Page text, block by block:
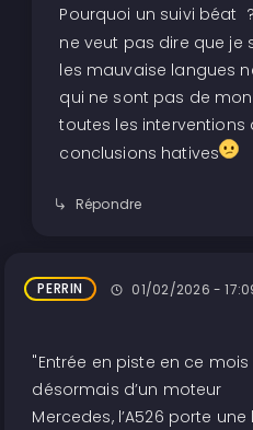
Pourquoi un suivi béat
ne veut pas dire que je
les mauvaise langues
qui ne sont pas de
toutes les interventions
conclusions hatives
Répondre
PERRIN 01/02/2026 -
"Entrée en piste en ce
désormais d’un moteur
Mercedes, l’A526 porte